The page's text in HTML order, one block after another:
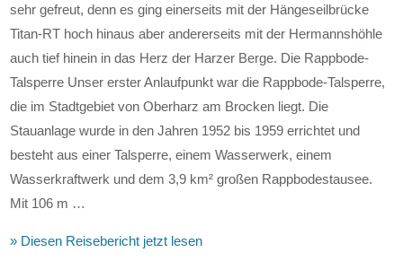
sehr gefreut, denn es ging einerseits mit der Hängeseilbrücke
Titan-RT hoch hinaus aber andererseits mit der Hermannshöhle
auch tief hinein in das Herz der Harzer Berge. Die Rappbode-
Talsperre Unser erster Anlaufpunkt war die Rappbode-Talsperre,
die im Stadtgebiet von Oberharz am Brocken liegt. Die
Stauanlage wurde in den Jahren 1952 bis 1959 errichtet und
besteht aus einer Talsperre, einem Wasserwerk, einem
Wasserkraftwerk und dem 3,9 km² großen Rappbodestausee.
Mit 106 m …
» Diesen Reisebericht jetzt lesen